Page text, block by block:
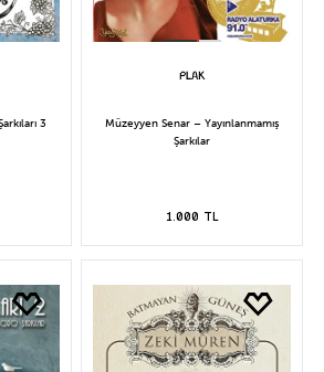
3
Müzeyyen Senar – Yayınlanmamış
Şarkılar
1.000 TL